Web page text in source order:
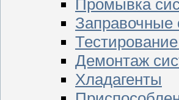
Промывка
Заправочные
Демонтаж
Хладагенты